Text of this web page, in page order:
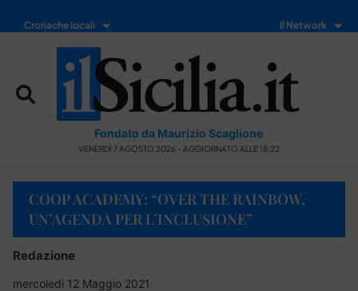
Cronache locali Il Network
Fondato da Maurizio Scaglione
VENERDÌ 7 AGOSTO 2026 - AGGIORNATO ALLE 18:22
COOP ACADEMY: “OVER THE RAINBOW,
UN’AGENDA PER L’INCLUSIONE”
Redazione
mercoledì 12 Maggio 2021